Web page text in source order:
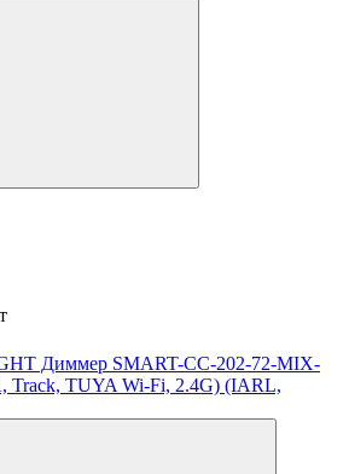
Диммер SMART-CC-202-72-MIX-
Track, TUYA Wi-Fi, 2.4G) (IARL,